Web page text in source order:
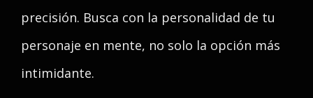
precisión. Busca con la personalidad de tu
personaje en mente, no solo la opción más
intimidante.